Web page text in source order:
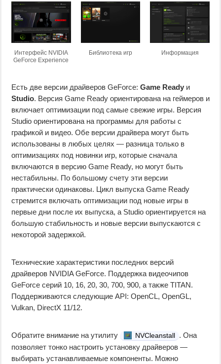
Интерфейс NVIDIA
GeForce Experience
Библиотека игр Информация
Есть две версии драйверов GeForce: Game Ready и
Studio. Версия Game Ready ориентирована на геймеров и
включает оптимизации под самые свежие игры. Версия
Studio ориентирована на программы для работы с
графикой и видео. Обе версии драйвера могут быть
использованы в любых целях — разница только в
оптимизациях под новинки игр, которые сначала
включаются в версию Game Ready, но могут быть
нестабильны. По большому счету эти версии
практически одинаковы. Цикл выпуска Game Ready
стремится включать оптимизации под новые игры в
первые дни после их выпуска, а Studio ориентируется на
большую стабильность и новые версии выпускаются с
некоторой задержкой.
Технические характеристики последних версий
драйверов NVIDIA GeForce. Поддержка видеочипов
GeForce серий 10, 16, 20, 30, 700, 900, а также TITAN.
Поддерживаются следующие API: OpenCL, OpenGL,
Vulkan, DirectX 11/12.
Обратите внимание на утилиту NVCleanstall . Она
позволяет тонко настроить установку драйверов —
выбирать устанавливаемые компоненты. Можно